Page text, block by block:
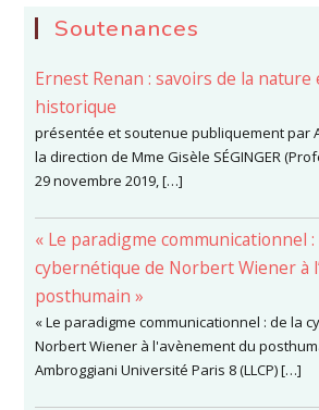
Soutenances
Ernest Renan : savoirs de la nature
historique
présentée et soutenue publiquement par
la direction de Mme Gisèle SÉGINGER
29 novembre 2019, […]
« Le paradigme communicationnel :
cybernétique de Norbert Wiener à
posthumain »
« Le paradigme communicationnel : de la
Norbert Wiener à l'avènement du
Ambroggiani Université Paris 8 (LLCP) […]